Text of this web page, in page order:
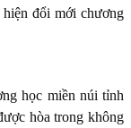
đổi mới chương
học miền núi tỉnh
hòa trong không